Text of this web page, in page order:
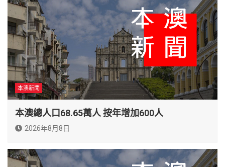
本澳新聞
本澳總人口68.65萬人 按年增加600人
2026年8月8日